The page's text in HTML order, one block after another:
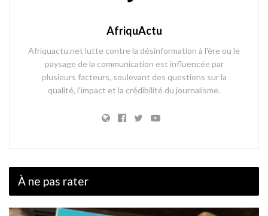
AfriquActu
Afriquactu.net lutte contre la désinformation à l'ère ou le
paysage de la communication est influencée par
plusieurs facteurs, soulevant des questions sur la
qualité, l'impact et la crédibilité du journalisme.
À ne pas rater